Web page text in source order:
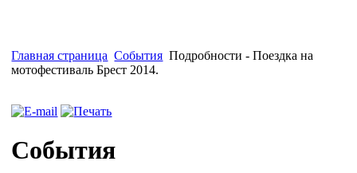
Главная страница События Подробности - Поездка на
мотофестиваль Брест 2014.
События